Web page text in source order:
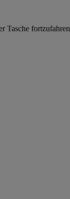
Tasche